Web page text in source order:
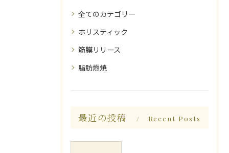
全てのカテゴリー
ホリスティック
筋膜リリース
脂肪燃焼
最近の投稿 Recent Posts